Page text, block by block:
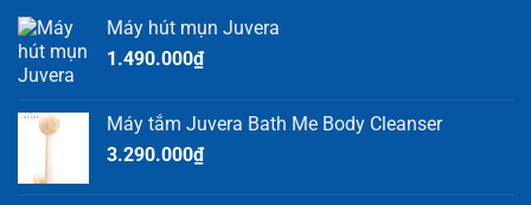
Máy hút mụn Juvera
1.490.000₫
Máy tắm Juvera Bath Me Body Cleanser
3.290.000₫